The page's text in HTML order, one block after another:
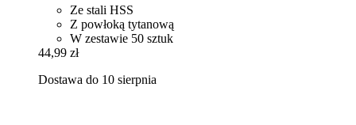
Ze stali HSS
Z powłoką tytanową
W zestawie 50 sztuk
44,99 zł
Dostawa do 10 sierpnia